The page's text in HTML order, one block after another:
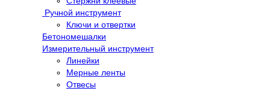
Ручной инструмент
Ключи и отвертки
Бетономешалки
Измерительный инструмент
Линейки
Мерные ленты
Отвесы